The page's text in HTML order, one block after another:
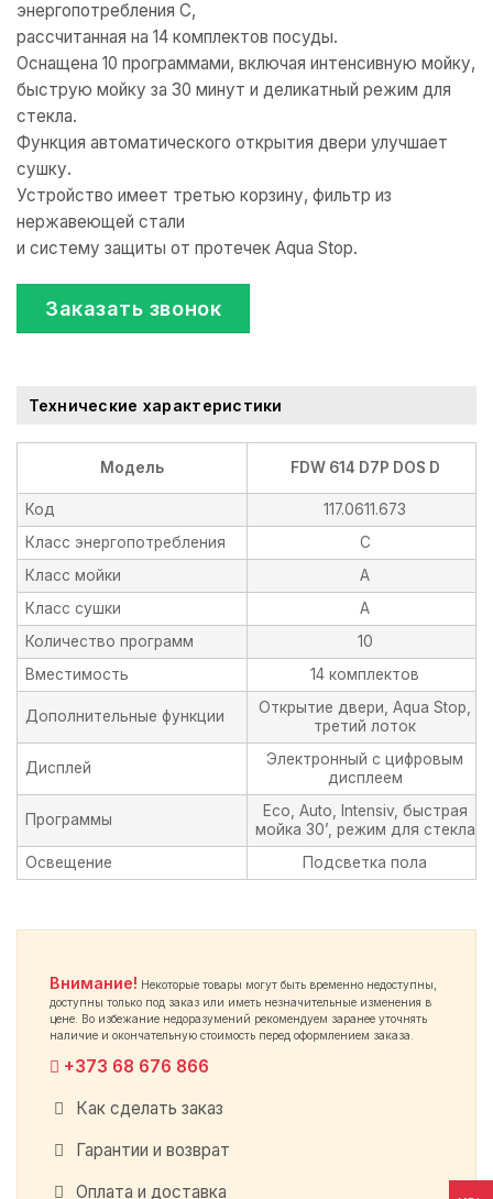
энергопотребления C,
рассчитанная на 14 комплектов посуды.
Оснащена 10 программами, включая интенсивную мойку,
быструю мойку за 30 минут и деликатный режим для
стекла.
Функция автоматического открытия двери улучшает
сушку.
Устройство имеет третью корзину, фильтр из
нержавеющей стали
и систему защиты от протечек Aqua Stop.
Заказать звонок
Технические характеристики
Модель FDW 614 D7P DOS D
Код
117.0611.673
Класс энергопотребления
C
Класс мойки
A
Класс сушки
A
Количество программ
10
Вместимость
14 комплектов
Дополнительные функции
Открытие двери, Aqua Stop,
третий лоток
Дисплей
Электронный с цифровым
дисплеем
Программы
Eco, Auto, Intensiv, быстрая
мойка 30’, режим для стекла
Освещение
Подсветка пола
Внимание! Некоторые товары могут быть временно недоступны,
доступны только под заказ или иметь незначительные изменения в
цене. Во избежание недоразумений рекомендуем заранее уточнять
наличие и окончательную стоимость перед оформлением заказа.
+373 68 676 866
Как сделать заказ
Гарантии и возврат
Оплата и доставка